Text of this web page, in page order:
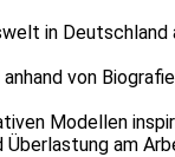
in Deutschland
von
Modellen
Überlastung am